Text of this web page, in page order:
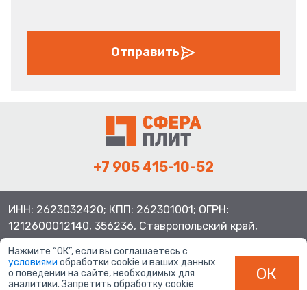
Отправить
+7 905 415-10-52
ИНН: 2623032420; КПП: 262301001; ОГРН:
1212600012140, 356236, Ставропольский край,
Нажмите “ОК”, если вы соглашаетесь с
условиями обработки cookie и ваших данных
о поведении на сайте, необходимых для
аналитики. Запретить обработку cookie
ОК